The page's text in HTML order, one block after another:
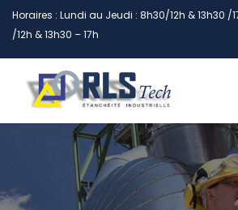
Horaires : Lundi au Jeudi : 8h30/12h & 13h30 /
/12h & 13h30 – 17h